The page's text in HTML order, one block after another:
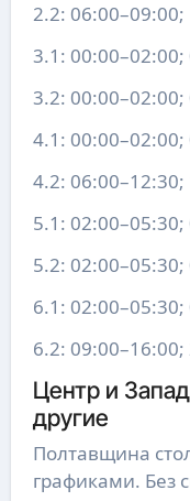
2.2:
3.1:
3.2:
4.1:
4.2:
5.1:
5.2:
6.1:
6.2:
Центр и
другие
Полтавщина
графиками. Без